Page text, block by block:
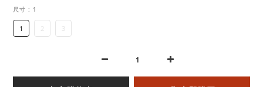
尺寸 : 1
1 2 3